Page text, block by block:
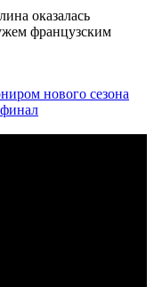
оказалась
французским
нового сезона